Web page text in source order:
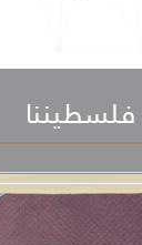
فلسطيننا